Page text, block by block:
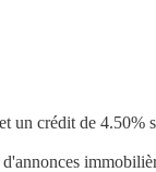
un crédit de 4.50%